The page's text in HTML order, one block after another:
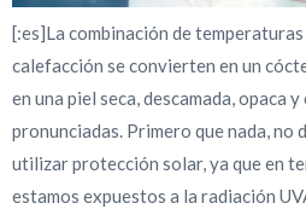
[:es]La combinación de
calefacción se convierten en un
en una piel seca, descamada, opaca
pronunciadas. Primero que nada, no
utilizar protección solar, ya que en
estamos expuestos a la radiación